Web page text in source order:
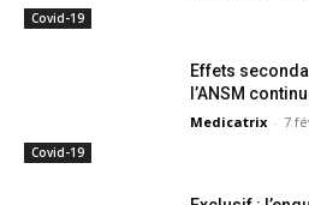
Covid-19
Covid-19
Effets
l’ANSM
Medicatrix - 7